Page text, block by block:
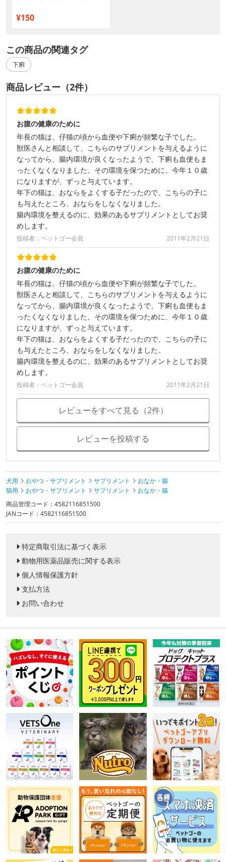
¥150
この商品の関連タグ
下痢
商品レビュー（2件）
お腹の健康のために
年長の猫は、仔猫の頃から血便や下痢が頻繁な子でした。
獣医さんと相談して、こちらのサプリメントを与えるように
なってから、腸内環境が良くなったようで、下痢も血便もま
ったくなくなりました。その環境を保つために、今年１０歳
になりますが、ずっと与えています。
年下の猫は、おならをよくする子だったので、こちらの子に
も与えたところ、おならをしなくなりました。
腸内環境を整えるのに、効果のあるサプリメントとしてお奨
めします。
投稿者：ペットゴー会員 2011年2月21日
お腹の健康のために
年長の猫は、仔猫の頃から血便や下痢が頻繁な子でした。
獣医さんと相談して、こちらのサプリメントを与えるように
なってから、腸内環境が良くなったようで、下痢も血便もま
ったくなくなりました。その環境を保つために、今年１０歳
になりますが、ずっと与えています。
年下の猫は、おならをよくする子だったので、こちらの子に
も与えたところ、おならをしなくなりました。
腸内環境を整えるのに、効果のあるサプリメントとしてお奨
めします。
投稿者：ペットゴー会員 2011年2月21日
レビューをすべて見る（2件）
レビューを投稿する
犬用 おやつ・サプリメント サプリメント
おなか・腸
猫用
おやつ・サプリメント サプリメント
おなか・腸
商品管理コード：4582116851500
JANコード：4582116851500
特定商取引法に基づく表示
動物用医薬品販売に関する表示
個人情報保護方針
支払方法
お問い合わせ